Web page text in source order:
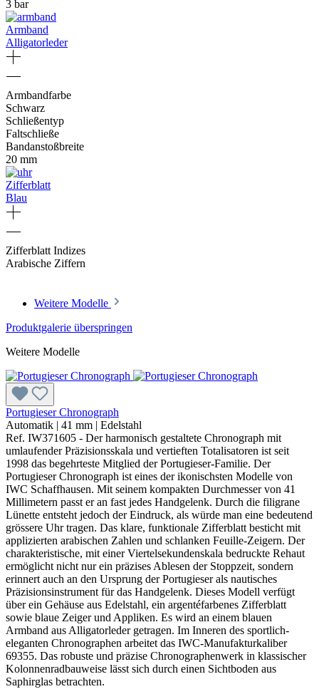
3 bar
Armband
Alligatorleder
Armbandfarbe
Schwarz
Schließentyp
Faltschließe
Bandanstoßbreite
20 mm
Zifferblatt
Blau
Zifferblatt Indizes
Arabische Ziffern
Weitere Modelle
Produktgalerie überspringen
Weitere Modelle
Portugieser Chronograph
Automatik | 41 mm | Edelstahl
Ref. IW371605 - Der harmonisch gestaltete Chronograph mit
umlaufender Präzisionsskala und vertieften Totalisatoren ist seit
1998 das begehrteste Mitglied der Portugieser-Familie. Der
Portugieser Chronograph ist eines der ikonischsten Modelle von
IWC Schaffhausen. Mit seinem kompakten Durchmesser von 41
Millimetern passt er an fast jedes Handgelenk. Durch die filigrane
Lünette entsteht jedoch der Eindruck, als würde man eine bedeutend
grössere Uhr tragen. Das klare, funktionale Zifferblatt besticht mit
applizierten arabischen Zahlen und schlanken Feuille-Zeigern. Der
charakteristische, mit einer Viertelsekundenskala bedruckte Rehaut
ermöglicht nicht nur ein präzises Ablesen der Stoppzeit, sondern
erinnert auch an den Ursprung der Portugieser als nautisches
Präzisionsinstrument für das Handgelenk. Dieses Modell verfügt
über ein Gehäuse aus Edelstahl, ein argentéfarbenes Zifferblatt
sowie blaue Zeiger und Appliken. Es wird an einem blauen
Armband aus Alligatorleder getragen. Im Inneren des sportlich-
eleganten Chronographen arbeitet das IWC-Manufakturkaliber
69355. Das robuste und präzise Chronographenwerk in klassischer
Kolonnenradbauweise lässt sich durch einen Sichtboden aus
Saphirglas betrachten.